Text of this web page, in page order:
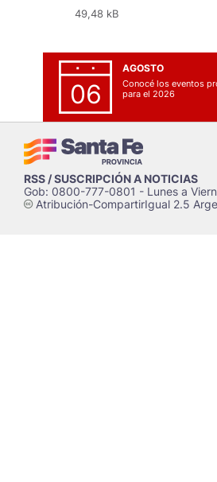
49,48 kB
06
AGOSTO
Conocé los eventos
para el 2026
RSS / SUSCRIPCIÓN A NOTICIAS
Gob: 0800-777-0801 - Lunes a
cAtribución-CompartirIgual 2.5